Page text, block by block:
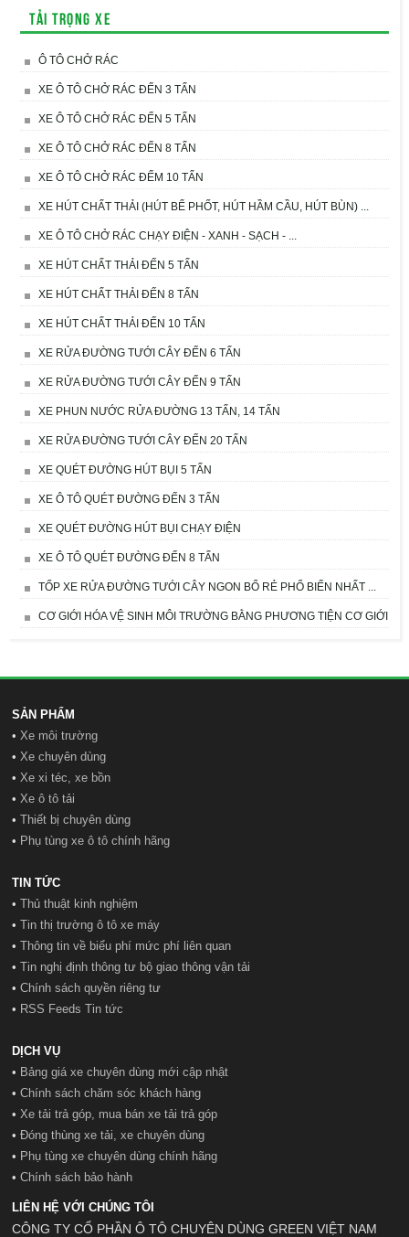
Tải trọng xe
Ô TÔ CHỞ RÁC
XE Ô TÔ CHỞ RÁC ĐẾN 3 TẤN
XE Ô TÔ CHỞ RÁC ĐẾN 5 TẤN
XE Ô TÔ CHỞ RÁC ĐẾN 8 TẤN
XE Ô TÔ CHỞ RÁC ĐẾM 10 TẤN
XE HÚT CHẤT THẢI (HÚT BỂ PHỐT, HÚT HẦM CẦU, HÚT BÙN) ...
XE Ô TÔ CHỞ RÁC CHẠY ĐIỆN - XANH - SẠCH - ...
XE HÚT CHẤT THẢI ĐẾN 5 TẤN
XE HÚT CHẤT THẢI ĐẾN 8 TẤN
XE HÚT CHẤT THẢI ĐẾN 10 TẤN
XE RỬA ĐƯỜNG TƯỚI CÂY ĐẾN 6 TẤN
XE RỬA ĐƯỜNG TƯỚI CÂY ĐẾN 9 TẤN
XE PHUN NƯỚC RỬA ĐƯỜNG 13 TẤN, 14 TẤN
XE RỬA ĐƯỜNG TƯỚI CÂY ĐẾN 20 TẤN
XE QUÉT ĐƯỜNG HÚT BỤI 5 TẤN
XE Ô TÔ QUÉT ĐƯỜNG ĐẾN 3 TẤN
XE QUÉT ĐƯỜNG HÚT BỤI CHẠY ĐIỆN
XE Ô TÔ QUÉT ĐƯỜNG ĐẾN 8 TẤN
TỐP XE RỬA ĐƯỜNG TƯỚI CÂY NGON BỔ RẺ PHỔ BIẾN NHẤT ...
CƠ GIỚI HÓA VỆ SINH MÔI TRƯỜNG BẰNG PHƯƠNG TIỆN CƠ GIỚI
SẢN PHẨM
•Xe môi trường
•Xe chuyên dùng
•Xe xi téc, xe bồn
•Xe ô tô tải
•Thiết bị chuyên dùng
• Phụ tùng xe ô tô chính hãng
TIN TỨC
•Thủ thuật kinh nghiệm
•Tin thị trường ô tô xe máy
•Thông tin về biểu phí mức phí liên quan
•Tin nghị định thông tư bộ giao thông vận tải
•Chính sách quyền riêng tư
• RSS Feeds Tin tức
DỊCH VỤ
• Bảng giá xe chuyên dùng mới cập nhật
•Chính sách chăm sóc khách hàng
•Xe tải trả góp, mua bán xe tải trả góp
•Đóng thùng xe tải, xe chuyên dùng
• Phụ tùng xe chuyên dùng chính hãng
•Chính sách bảo hành
LIÊN HỆ VỚI CHÚNG TÔI
CÔNG TY CỔ PHẦN Ô TÔ CHUYÊN DÙNG GREEN VIỆT NAM